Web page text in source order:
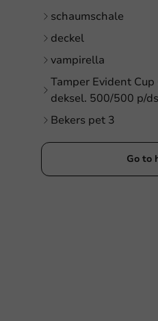
schaumschale
deckel
vampirella
Tamper Evident
deksel. 500/500 p/
Bekers pet 3
Go to